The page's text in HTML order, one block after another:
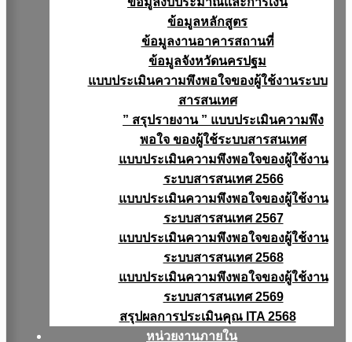
ข้อมูลหลักสูตร
ข้อมูลงานอาคารสถานที่
ข้อมูลจังหวัดนครปฐม
แบบประเมินความพึงพอใจของผู้ใช้งานระบบ
สารสนเทศ
” สรุปรายงาน ” แบบประเมินความพึง
พอใจ ของผู้ใช้ระบบสารสนเทศ
แบบประเมินความพึงพอใจของผู้ใช้งาน
ระบบสารสนเทศ 2566
แบบประเมินความพึงพอใจของผู้ใช้งาน
ระบบสารสนเทศ 2567
แบบประเมินความพึงพอใจของผู้ใช้งาน
ระบบสารสนเทศ 2568
แบบประเมินความพึงพอใจของผู้ใช้งาน
ระบบสารสนเทศ 2569
สรุปผลการประเมินคุณ ITA 2568
หน่วยงานภายใน